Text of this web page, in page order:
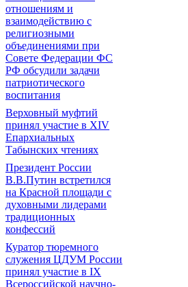
отношениям и
взаимодействию с
религиозными
объединениями при
Совете Федерации ФС
РФ обсудили задачи
патриотического
воспитания
Верховный муфтий
принял участие в ХIV
Епархиальных
Табынских чтениях
Президент России
В.В.Путин встретился
на Красной площади с
духовными лидерами
традиционных
конфессий
Куратор тюремного
служения ЦДУМ России
принял участие в IX
Всероссийской научно-